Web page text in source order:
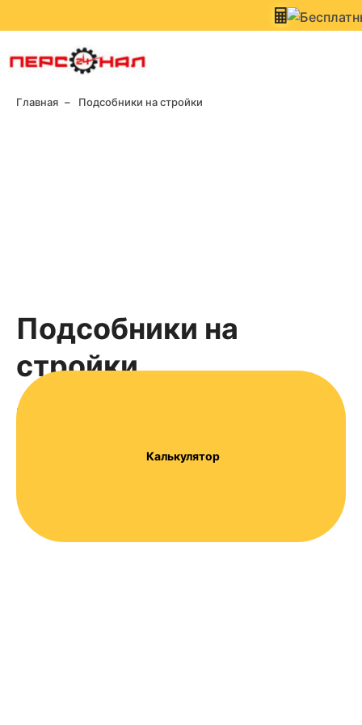
Главная Подсобники на стройки
Подсобники на
стройки
Персонал от 1 часа. Работаем с юридическими и
Калькулятор